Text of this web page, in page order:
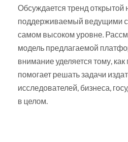
Обсуждается тренд открытой
поддерживаемый ведущими
самом высоком уровне.
модель предлагаемой
внимание уделяется тому,
помогает решать задачи
исследователей, бизнеса,
в целом.